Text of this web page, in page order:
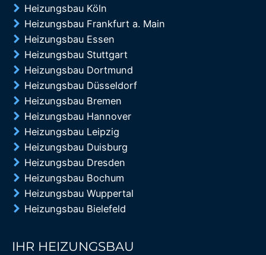
Heizungsbau Köln
Heizungsbau Frankfurt a. Main
Heizungsbau Essen
Heizungsbau Stuttgart
Heizungsbau Dortmund
Heizungsbau Düsseldorf
Heizungsbau Bremen
Heizungsbau Hannover
Heizungsbau Leipzig
Heizungsbau Duisburg
Heizungsbau Dresden
Heizungsbau Bochum
Heizungsbau Wuppertal
Heizungsbau Bielefeld
IHR HEIZUNGSBAU